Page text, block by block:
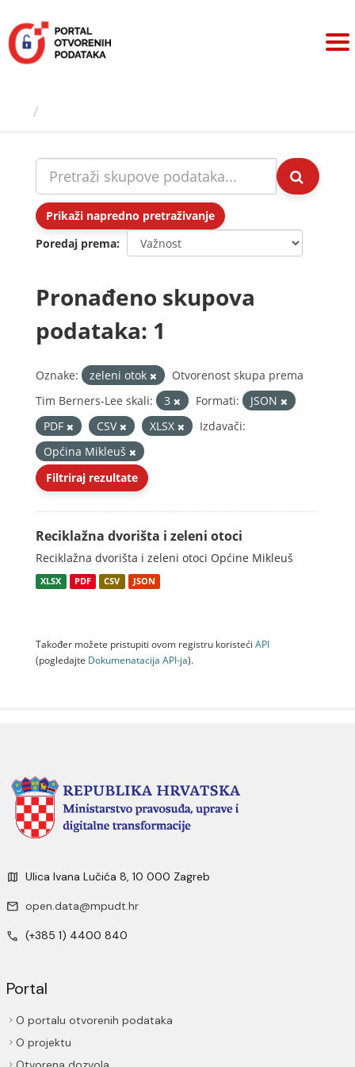
sadržaj
Prikaži napredno pretraživanje
Poredaj prema
Pronađeno skupova
podataka: 1
Oznake: zeleni otok
Otvorenost skupa prema
Tim Berners-Lee skali:
3 Formati:
JSON
PDF
CSV XLSX
Izdavači:
Općina Mikleuš
Filtriraj rezultate
Reciklažna dvorišta i zeleni otoci
Reciklažna dvorišta i zeleni otoci Općine Mikleuš
XLSX PDF CSV JSON
Također možete pristupiti ovom registru koristeći API
(pogledajte Dokumenаtаcijа API-jа).